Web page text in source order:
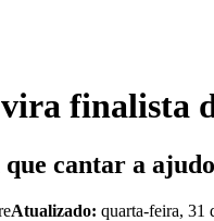
finalista
cantar a
Atualizado: quarta-feira, 31